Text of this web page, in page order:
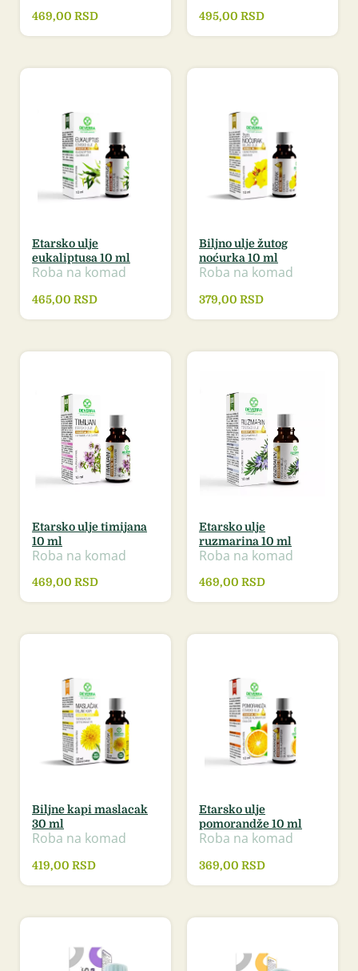
469,00 RSD 495,00 RSD
Etarsko ulje
eukaliptusa 10 ml
Roba na komad
465,00 RSD
Biljno ulje žutog
noćurka 10 ml
Roba na komad
379,00 RSD
Etarsko ulje timijana
10 ml
Roba na komad
469,00 RSD
Etarsko ulje
ruzmarina 10 ml
Roba na komad
469,00 RSD
Biljne kapi maslacak
30 ml
Roba na komad
419,00 RSD
Etarsko ulje
pomorandže 10 ml
Roba na komad
369,00 RSD